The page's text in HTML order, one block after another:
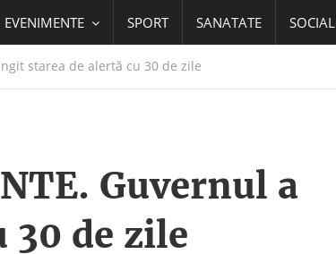
EVENIMENTE SPORT SANATATE SOCIAL
starea de alertă cu 30 de zile
Guvernul a
30 de zile